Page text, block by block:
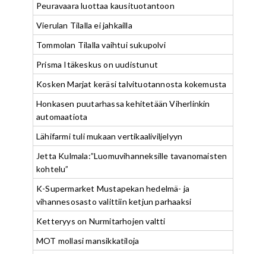
Peuravaara luottaa kausituotantoon
Vierulan Tilalla ei jahkailla
Tommolan Tilalla vaihtui sukupolvi
Prisma Itäkeskus on uudistunut
Kosken Marjat keräsi talvituotannosta kokemusta
Honkasen puutarhassa kehitetään Viherlinkin
automaatiota
Lähifarmi tuli mukaan vertikaaliviljelyyn
Jetta Kulmala:”Luomuvihanneksille tavanomaisten
kohtelu”
K-Supermarket Mustapekan hedelmä- ja
vihannesosasto valittiin ketjun parhaaksi
Ketteryys on Nurmitarhojen valtti
MOT mollasi mansikkatiloja